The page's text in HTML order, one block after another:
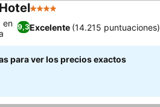
4 Estrellas
9,3Excelente (14.215 puntuaciones)
en
para ver los precios exactos